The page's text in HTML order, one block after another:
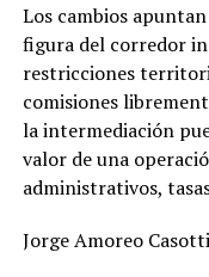
Los cambios
figura del corredor
restricciones
comisiones
la intermediación
valor de una
administrativos,
Jorge Amoreo